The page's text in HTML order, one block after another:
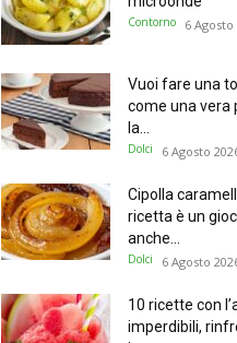
Contorno 6 Agosto
Vuoi fare una
come una vera
la...
Dolci 6 Agosto
Cipolla
ricetta è un
anche...
Dolci 6 Agosto
10 ricette con
imperdibili,